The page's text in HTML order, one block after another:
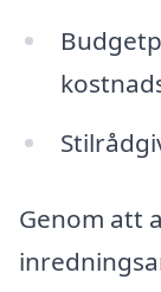
Genom att